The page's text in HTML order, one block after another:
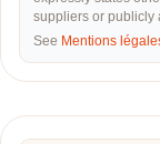
suppliers or publicly
See Mentions